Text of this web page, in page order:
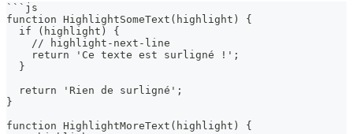
``` js
function HighlightSomeText(highlight) {
  if (highlight) {
    // highlight-next-line
    return 'Ce texte est surligné !';
  }
  return 'Rien de surligné';
}
function HighlightMoreText(highlight) {